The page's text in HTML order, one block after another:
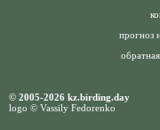
прогноз
обратная
© 2005-2026 kz.birding.day
logo © Vassily Fedorenko